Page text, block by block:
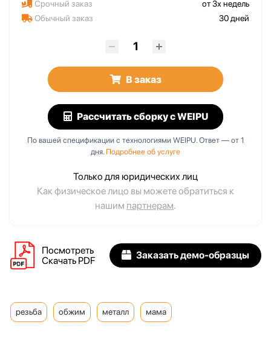
Срочный заказ
от 3х недель
Обычный заказ
30 дней
В заказ
Рассчитать сборкус WEIPU
По вашей спецификации с технологиями WEIPU. Ответ — от 1
дня. Подробнее об услуге
Только для юридических лиц
Как физическое лицо вы можете обратиться к
нашим партнерам.
Посмотреть
Скачать PDF
Заказать демо-образцы
резьба обжим металл мама